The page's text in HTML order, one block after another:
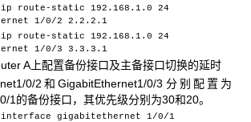
ip route-static 192.168.1.0 24
1/0/2 2.2.2.1
ip route-static 192.168.1.0 24
1/0/3 3.3.3.1
A上配置备份接口及主备接口切换的延时
0/2和GigabitEthernet1/0/3分别配置为
1的备份接口，其优先级分别为30和20。
interface gigabitethernet 1/0/1